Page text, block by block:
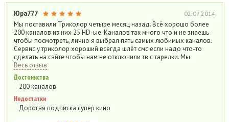
Юра777 02.07.2014
Мы поставили Триколор четыре месяц назад. Всё хорошо более
200 каналов из них 25 HD-ые. Каналов так много что и не знаешь
чтобы посмотреть, лично я выбрал пять самых любимых каналов.
Сервис у триколор хороший всегда шлёт смс если надо что-то
сделать на сайте чтобы нам не отключили тв с тарелки. Мы
Весь отзыв
Достоинства
200 каналов
Недостатки
Дорогая подписка супер кино